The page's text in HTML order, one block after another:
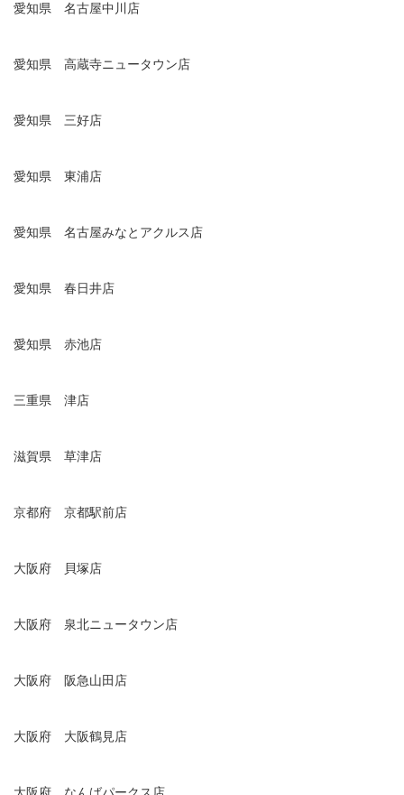
愛知県 名古屋中川店
愛知県 高蔵寺ニュータウン店
愛知県 三好店
愛知県 東浦店
愛知県 名古屋みなとアクルス店
愛知県 春日井店
愛知県 赤池店
三重県 津店
滋賀県 草津店
京都府 京都駅前店
大阪府 貝塚店
大阪府 泉北ニュータウン店
大阪府 阪急山田店
大阪府 大阪鶴見店